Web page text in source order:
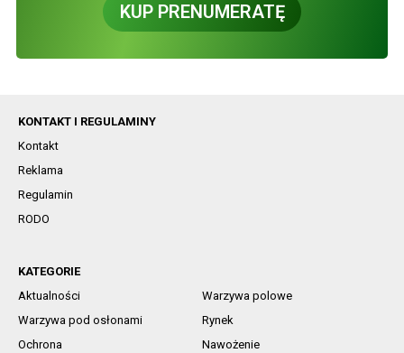
KUP PRENUMERATĘ
KONTAKT I REGULAMINY
Kontakt
Reklama
Regulamin
RODO
KATEGORIE
Aktualności
Warzywa polowe
Warzywa pod osłonami
Rynek
Ochrona
Nawożenie